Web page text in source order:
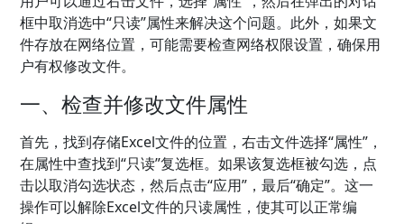
框中取消选中“只读”属性来解决这个问题。此外，如果文
件存放在网络位置，可能需要检查网络权限设置，确保用
户有权修改文件。
一、检查并修改文件属性
首先，找到存储Excel文件的位置，右击文件选择“属性”，
在属性中查找到“只读”复选框。如果该复选框被勾选，点
击以取消勾选状态，然后点击“应用”，最后“确定”。这一
操作可以解除Excel文件的只读属性，使其可以正常编